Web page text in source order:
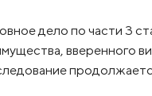
дело по части 3
вверенного